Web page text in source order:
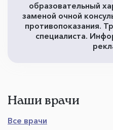
образовательный
заменой очной
противопоказания.
специалиста.
Наши врачи
Все врачи